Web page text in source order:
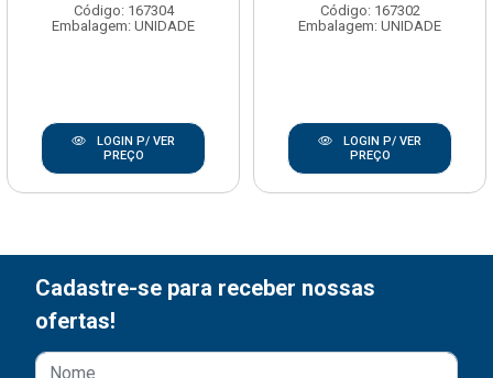
Código: 167304
Embalagem: UNIDADE
LOGIN P/ VER
PREÇO
Código: 167302
Embalagem: UNIDADE
LOGIN P/ VER
PREÇO
Cadastre-se para receber nossas
ofertas!